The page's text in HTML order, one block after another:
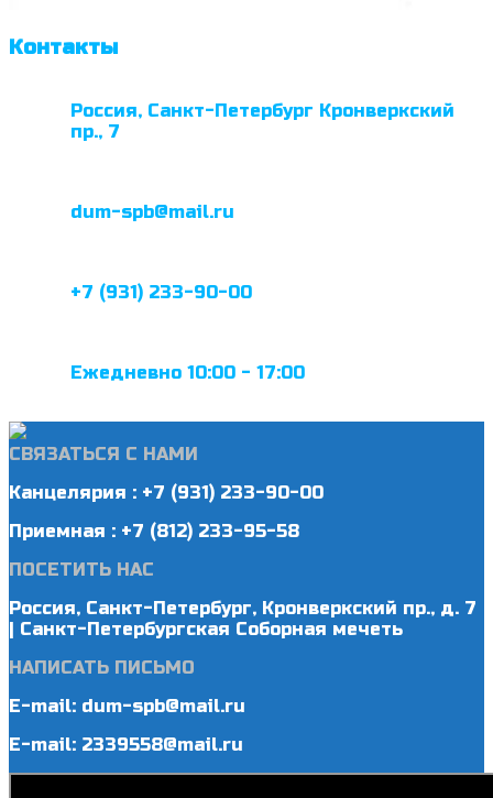
Контакты
Россия, Санкт-Петербург Кронверкский
пр., 7
dum-spb@mail.ru
+7 (931) 233-90-00
Ежедневно 10:00 - 17:00
СВЯЗАТЬСЯ С НАМИ
Канцелярия : +7 (931) 233-90-00
Приемная : +7 (812) 233-95-58
ПОСЕТИТЬ НАС
Россия, Санкт-Петербург, Кронверкский пр., д. 7
| Санкт-Петербургская Соборная мечеть
НАПИСАТЬ ПИСЬМО
E-mail: dum-spb@mail.ru
E-mail: 2339558@mail.ru